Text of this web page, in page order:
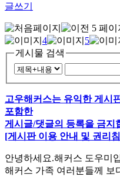
글쓰기
4
5
게시물 검색
고우해커스는 유익한 게시
포함한
게시글/댓글의 등록을 금지
[게시판 이용 안내 및 권리
안녕하세요.해커스 도우미
해커스 가족 여러분들께 보